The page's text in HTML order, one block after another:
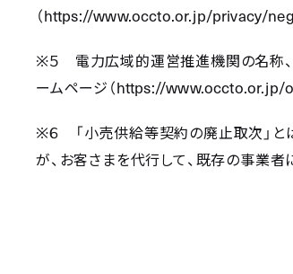
（https://www.occto.or.jp/privacy/
※５ 電力広域的運営推進機関の名称
ームページ（https://
※６ 「小売供給等契約の廃止取次」
が、お客さまを代行して、既存の事業